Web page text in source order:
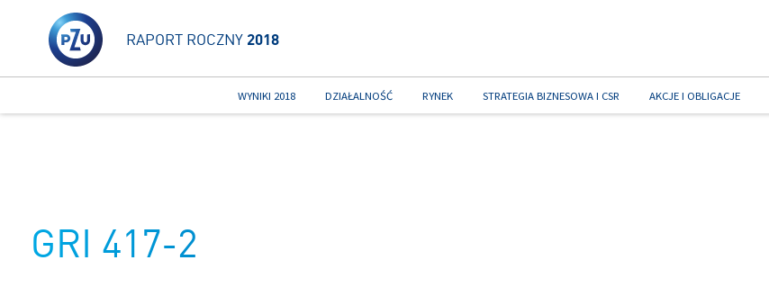
RAPORT ROCZNY 2018
WYNIKI 2018 DZIAŁALNOŚĆ RYNEK STRATEGIA BIZNESOWA I CSR AKCJE I OBLIGACJE
GRI 417-2